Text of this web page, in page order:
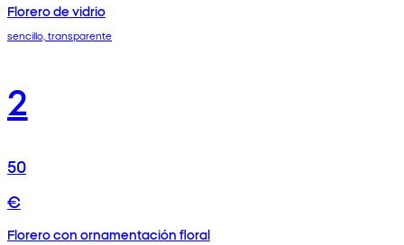
Florero de vidrio
sencillo, transparente
2
50
€
Florero con ornamentación floral